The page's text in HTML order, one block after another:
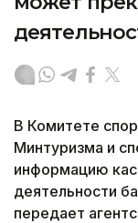
В Комитете
Минтуризма и
информацию
деятельности
передает